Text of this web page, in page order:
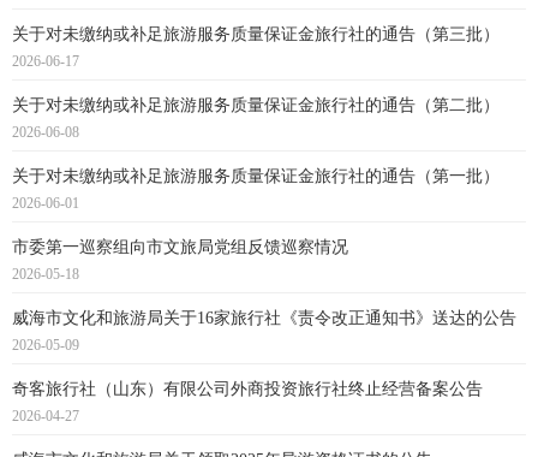
关于对未缴纳或补足旅游服务质量保证金旅行社的通告（第三批）
2026-06-17
关于对未缴纳或补足旅游服务质量保证金旅行社的通告（第二批）
2026-06-08
关于对未缴纳或补足旅游服务质量保证金旅行社的通告（第一批）
2026-06-01
市委第一巡察组向市文旅局党组反馈巡察情况
2026-05-18
威海市文化和旅游局关于16家旅行社《责令改正通知书》送达的公告
2026-05-09
奇客旅行社（山东）有限公司外商投资旅行社终止经营备案公告
2026-04-27